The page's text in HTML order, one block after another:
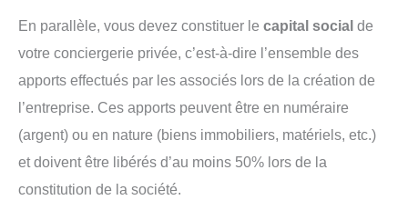
En parallèle, vous devez constituer le capital social de
votre conciergerie privée, c’est-à-dire l’ensemble des
apports effectués par les associés lors de la création de
l’entreprise. Ces apports peuvent être en numéraire
(argent) ou en nature (biens immobiliers, matériels, etc.)
et doivent être libérés d’au moins 50% lors de la
constitution de la société.